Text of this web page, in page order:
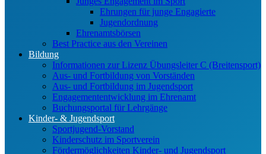
Ehrungen für junge Engagierte
Jugendordnung
Ehrenamtsbörsen
Best Practice aus den Vereinen
Bildung
Informationen zur Lizenz Übungsleiter C (Breitensport)
Aus- und Fortbildung von Vorständen
Aus- und Fortbildung im Jugendsport
Engagemententwicklung im Ehrenamt
Buchungsportal für Lehrgänge
Kinder- & Jugendsport
Sportjugend-Vorstand
Kinderschutz im Sportverein
Fördermöglichkeiten Kinder- und Jugendsport